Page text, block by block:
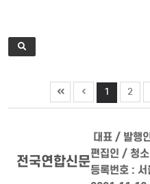
1 2
전국연합신문
대표 / 발행
편집인 / 청소
등록번호 :